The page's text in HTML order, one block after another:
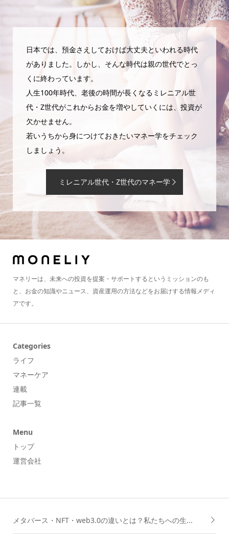
日本では、預金さえしておけば大丈夫といわれる時代
がありました。しかし、そんな時代は親の世代でとっ
くに終わっています。
人生100年時代、老後の時間が長くなるミレニアル世
代・Z世代がこれからお金を増やしていくには、投資が
欠かせません。
若いうちから身につけておきたいマネー学をチェック
しましょう。
ミレニアル世代・Z世代のマネー学
マネリーは、未来への投資を提案・サポートするというミッションのも
と、お金の知識やニュース、資産運用の方法などをお届けする情報メディ
アです。
Categories
ライフ
マネーケア
連載
記事一覧
Menu
トップ
運営会社
メタバース・NFT・web3.0の違いとは？私たちへの生...